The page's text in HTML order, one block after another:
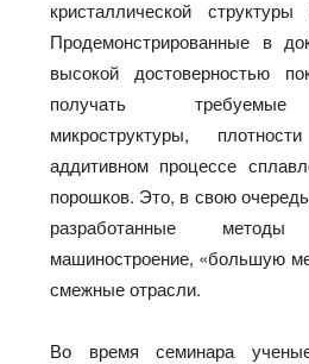
кристаллической
Продемонстрированные в
высокой достоверностью
получать требуемые
микроструктуры,
аддитивном процессе
порошков. Это, в свою
разработанные
машиностроение, «большую
смежные отрасли.
Во время семинара